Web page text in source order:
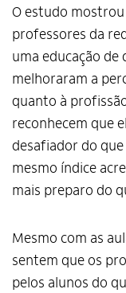
O estudo
professores da
uma educação
melhoraram a
quanto à
reconhecem que
desafiador do
mesmo índice
mais preparo do
Mesmo com as
sentem que os
pelos alunos do